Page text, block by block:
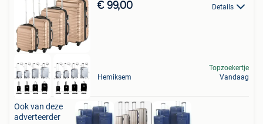
€ 99,00 Details
Hemiksem
Topzoekertje
Vandaag
Ook van deze
adverteerder